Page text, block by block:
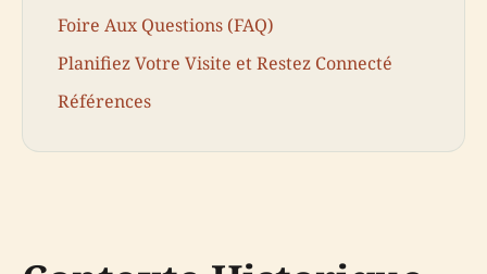
Foire Aux Questions (FAQ)
Planifiez Votre Visite et Restez Connecté
Références